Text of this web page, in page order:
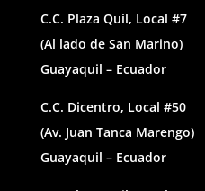
C.C. Plaza Quil, Local #7
(Al lado de San Marino)
Guayaquil – Ecuador
C.C. Dicentro, Local #50
(Av. Juan Tanca Marengo)
Guayaquil – Ecuador